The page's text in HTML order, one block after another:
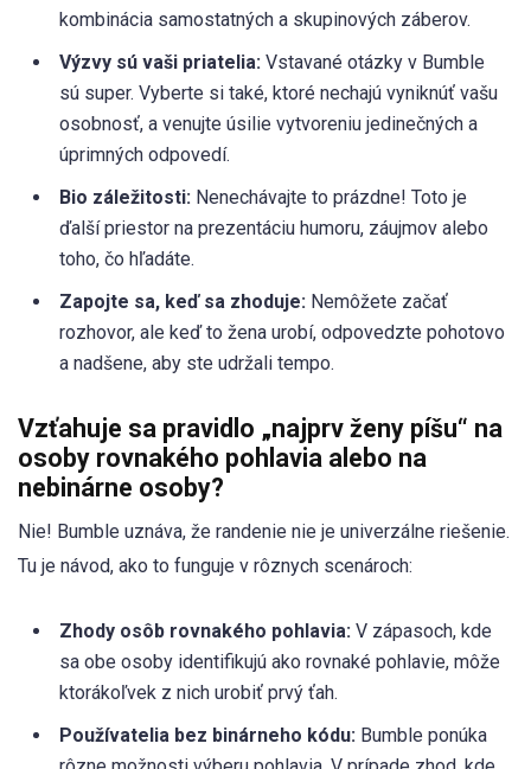
kombinácia samostatných a skupinových záberov.
Výzvy sú vaši priatelia: Vstavané otázky v Bumble
sú super. Vyberte si také, ktoré nechajú vyniknúť vašu
osobnosť, a venujte úsilie vytvoreniu jedinečných a
úprimných odpovedí.
Bio záležitosti: Nenechávajte to prázdne! Toto je
ďalší priestor na prezentáciu humoru, záujmov alebo
toho, čo hľadáte.
Zapojte sa, keď sa zhoduje: Nemôžete začať
rozhovor, ale keď to žena urobí, odpovedzte pohotovo
a nadšene, aby ste udržali tempo.
Vzťahuje sa pravidlo „najprv ženy píšu“ na
osoby rovnakého pohlavia alebo na
nebinárne osoby?
Nie! Bumble uznáva, že randenie nie je univerzálne riešenie.
Tu je návod, ako to funguje v rôznych scenároch:
Zhody osôb rovnakého pohlavia: V zápasoch, kde
sa obe osoby identifikujú ako rovnaké pohlavie, môže
ktorákoľvek z nich urobiť prvý ťah.
Používatelia bez binárneho kódu: Bumble ponúka